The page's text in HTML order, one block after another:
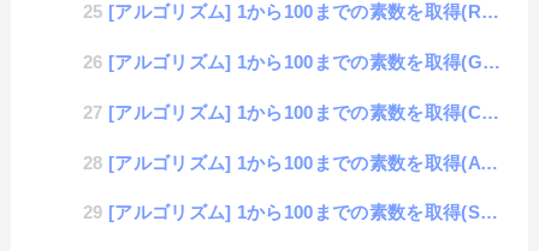
[アルゴリズム] 1から100までの素数を取得(Ruby編）
[アルゴリズム] 1から100までの素数を取得(Go言語編）
[アルゴリズム] 1から100までの素数を取得(C言語編）
[アルゴリズム] 1から100までの素数を取得(AWK編）
[アルゴリズム] 1から100までの素数を取得(Shell編）